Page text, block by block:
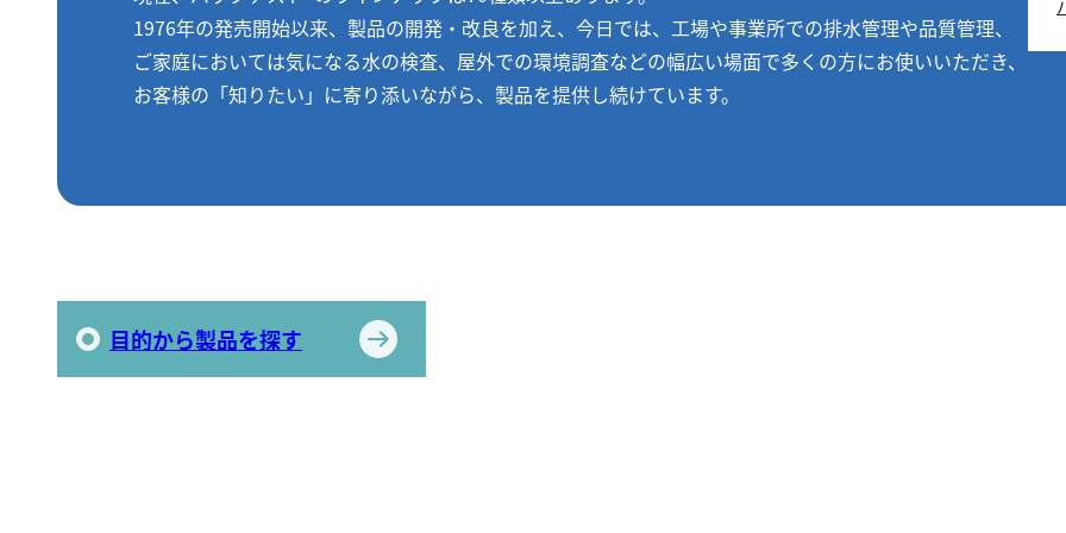
1976年の発売開始以来、製品の開発・改良を加え、今日では、工場や事業所での排水管理や品質管理、
ご家庭においては気になる水の検査、屋外での環境調査などの幅広い場面で多くの方にお使いいただき、
お客様の「知りたい」に寄り添いながら、製品を提供し続けています。
目的から製品を探す